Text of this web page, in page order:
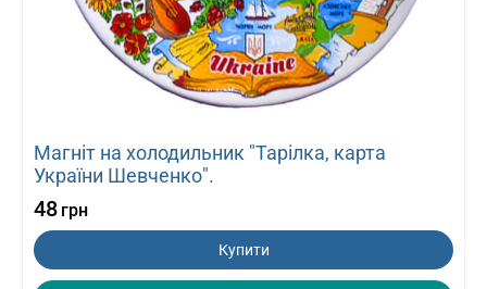
Магніт на холодильник "Тарілка, карта
України Шевченко".
48 грн
Купити